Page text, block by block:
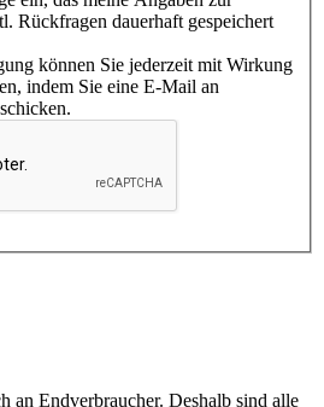
Rückfragen dauerhaft gespeichert
können Sie jederzeit mit Wirkung
indem Sie eine E-Mail an
an Endverbraucher. Deshalb sind alle